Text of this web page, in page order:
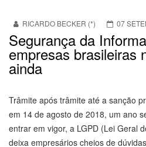
RICARDO BECKER (*) 07
Segurança da
empresas brasileiras
ainda
Trâmite após trâmite até a sanção
em 14 de agosto de 2018, um ano
entrar em vigor, a LGPD (Lei Geral
deixa empresários cheios de